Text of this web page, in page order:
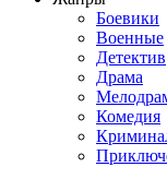
Боевики
Военные
Детектив
Драма
Комедия